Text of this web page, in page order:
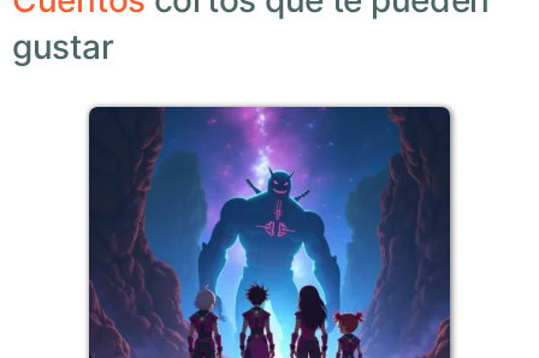
gustar